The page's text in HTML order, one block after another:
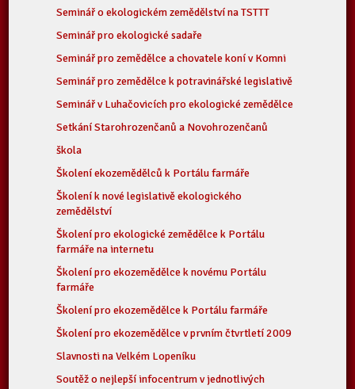
Seminář o ekologickém zemědělství na TSTTT
Seminář pro ekologické sadaře
Seminář pro zemědělce a chovatele koní v Komni
Seminář pro zemědělce k potravinářské legislativě
Seminář v Luhačovicích pro ekologické zemědělce
Setkání Starohrozenčanů a Novohrozenčanů
škola
Školení ekozemědělců k Portálu farmáře
Školení k nové legislativě ekologického
zemědělství
Školení pro ekologické zemědělce k Portálu
farmáře na internetu
Školení pro ekozemědělce k novému Portálu
farmáře
Školení pro ekozemědělce k Portálu farmáře
Školení pro ekozemědělce v prvním čtvrtletí 2009
Slavnosti na Velkém Lopeníku
Soutěž o nejlepší infocentrum v jednotlivých